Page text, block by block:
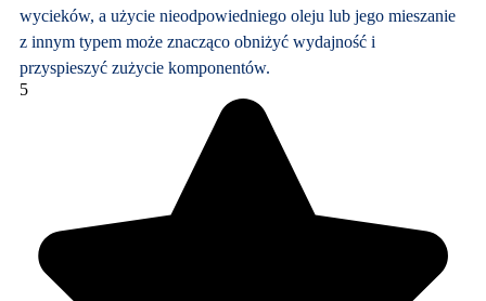
wycieków, a użycie nieodpowiedniego oleju lub jego mieszanie
z innym typem może znacząco obniżyć wydajność i
przyspieszyć zużycie komponentów.
5